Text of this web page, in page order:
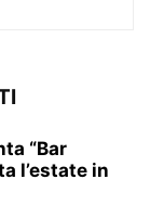
“Bar
l’estate in